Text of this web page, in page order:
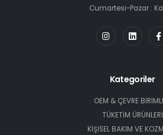
Cumartesi-Pazar :
Kategoriler
OEM & ÇEVRE
TÜKETİM ÜRÜNLERİ
KİŞİSEL BAKIM VE